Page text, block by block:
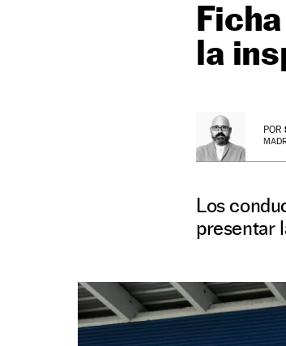
la
POR
Los
presentar